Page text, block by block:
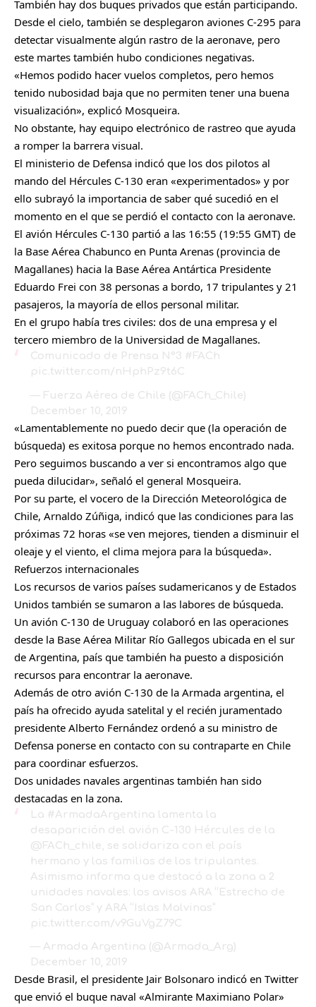
También hay dos buques privados que están participando.
Desde el cielo, también se desplegaron aviones C-295 para
detectar visualmente algún rastro de la aeronave, pero
este martes también hubo condiciones negativas.
«Hemos podido hacer vuelos completos, pero hemos
tenido nubosidad baja que no permiten tener una buena
visualización», explicó Mosqueira.
No obstante, hay equipo electrónico de rastreo que ayuda
a romper la barrera visual.
El ministerio de Defensa indicó que los dos pilotos al
mando del Hércules C-130 eran «experimentados» y por
ello subrayó la importancia de saber qué sucedió en el
momento en el que se perdió el contacto con la aeronave.
El avión Hércules C-130 partió a las 16:55 (19:55 GMT) de
la Base Aérea Chabunco en Punta Arenas (provincia de
Magallanes) hacia la Base Aérea Antártica Presidente
Eduardo Frei con 38 personas a bordo, 17 tripulantes y 21
pasajeros, la mayoría de ellos personal militar.
En el grupo había tres civiles: dos de una empresa y el
tercero miembro de la Universidad de Magallanes.
Comunicado de Prensa N°3 #FACh
pic.twitter.com/nHphPz9t6C
— Fuerza Aérea de Chile (@FACh_Chile)
December 10, 2019
«Lamentablemente no puedo decir que (la operación de
búsqueda) es exitosa porque no hemos encontrado nada.
Pero seguimos buscando a ver si encontramos algo que
pueda dilucidar», señaló el general Mosqueira.
Por su parte, el vocero de la Dirección Meteorológica de
Chile, Arnaldo Zúñiga, indicó que las condiciones para las
próximas 72 horas «se ven mejores, tienden a disminuir el
oleaje y el viento, el clima mejora para la búsqueda».
Refuerzos internacionales
Los recursos de varios países sudamericanos y de Estados
Unidos también se sumaron a las labores de búsqueda.
Un avión C-130 de Uruguay colaboró en las operaciones
desde la Base Aérea Militar Río Gallegos ubicada en el sur
de Argentina, país que también ha puesto a disposición
recursos para encontrar la aeronave.
Además de otro avión C-130 de la Armada argentina, el
país ha ofrecido ayuda satelital y el recién juramentado
presidente Alberto Fernández ordenó a su ministro de
Defensa ponerse en contacto con su contraparte en Chile
para coordinar esfuerzos.
Dos unidades navales argentinas también han sido
destacadas en la zona.
La #ArmadaArgentina lamenta la
desaparición del avión C-130 Hércules de la
@FACh_chile , se solidariza con el país
hermano y las familias de los tripulantes.
Asimismo informa que destacó a la zona a 2
unidades navales: los avisos ARA “Estrecho de
San Carlos” y ARA “Islas Malvinas”
pic.twitter.com/v9GuVgZ79C
— Armada Argentina (@Armada_Arg)
December 10, 2019
Desde Brasil, el presidente Jair Bolsonaro indicó en Twitter
que envió el buque naval «Almirante Maximiano Polar»